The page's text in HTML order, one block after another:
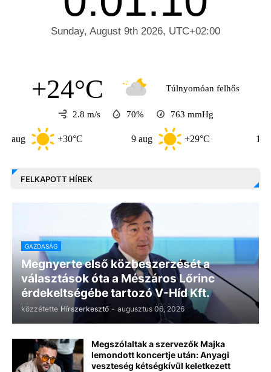
+24°C Túlnyomóan felhős
2.8 m/s 70% 763 mmHg
+30°C +29°C
FELKAPOTT HÍREK
GAZDASÁG
Megnyerte első közbeszerzését a
választások óta a Mészáros Lőrinc
érdekeltségébe tartozó V-Híd Kft.
közzétette Hírszerkesztő - augusztus 06, 2026
Megszólaltak a szervezők Majka
lemondott koncertje után: Anyagi
veszteség kétségkívül keletkezett